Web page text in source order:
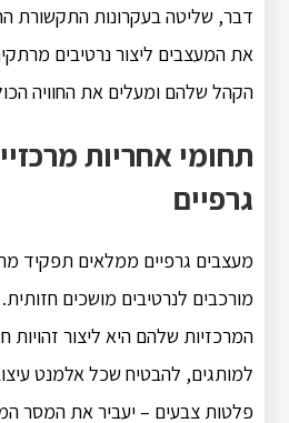
דבר, שליטה בעקרונות התקשורת
את המעצבים ליצור נרטיבים
הקהל שלהם ומעלים את החוויה
תחומי אחריות
גרפיים
מעצבים גרפיים ממלאים תפקיד
מורכבים לנרטיבים מושכים
המרכזיות שלהם היא ליצור זהויות
למותגים, להבטיח שכל אלמנט
פלטות צבעים – יעביר את המסר